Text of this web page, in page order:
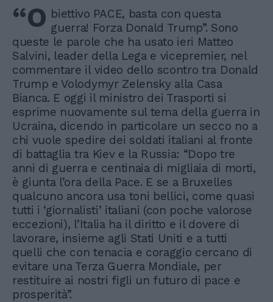
“O biettivo PACE, basta con questa
guerra! Forza Donald Trump”. Sono
queste le parole che ha usato ieri Matteo
Salvini, leader della Lega e vicepremier, nel
commentare il video dello scontro tra Donald
Trump e Volodymyr Zelensky alla Casa
Bianca. E oggi il ministro dei Trasporti si
esprime nuovamente sul tema della guerra in
Ucraina, dicendo in particolare un secco no a
chi vuole spedire dei soldati italiani al fronte
di battaglia tra Kiev e la Russia: “Dopo tre
anni di guerra e centinaia di migliaia di morti,
è giunta l’ora della Pace. E se a Bruxelles
qualcuno ancora usa toni bellici, come quasi
tutti i ‘giornalisti’ italiani (con poche valorose
eccezioni), l’Italia ha il diritto e il dovere di
lavorare, insieme agli Stati Uniti e a tutti
quelli che con tenacia e coraggio cercano di
evitare una Terza Guerra Mondiale, per
restituire ai nostri figli un futuro di pace e
prosperità”.